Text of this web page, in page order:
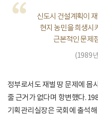
“
신도시 건설계획이
현지 농민을 희생시
근본적
(1989
정부로서도 재벌 땅 문제에 몹
줄 근거가 없다며 항변했다.
기획관리실장은 국회에 출석해 다음과 같이 말했다. “비대한